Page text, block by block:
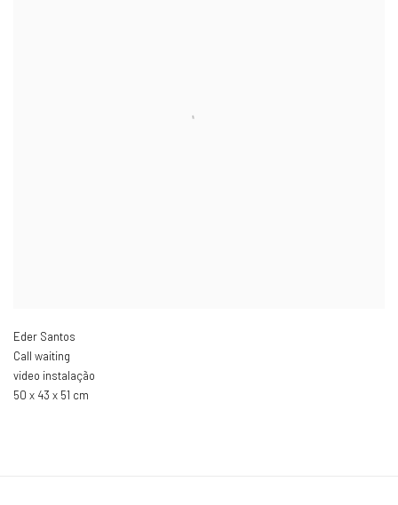
Eder Santos
Call waiting
video instalação
50 x 43 x 51 cm